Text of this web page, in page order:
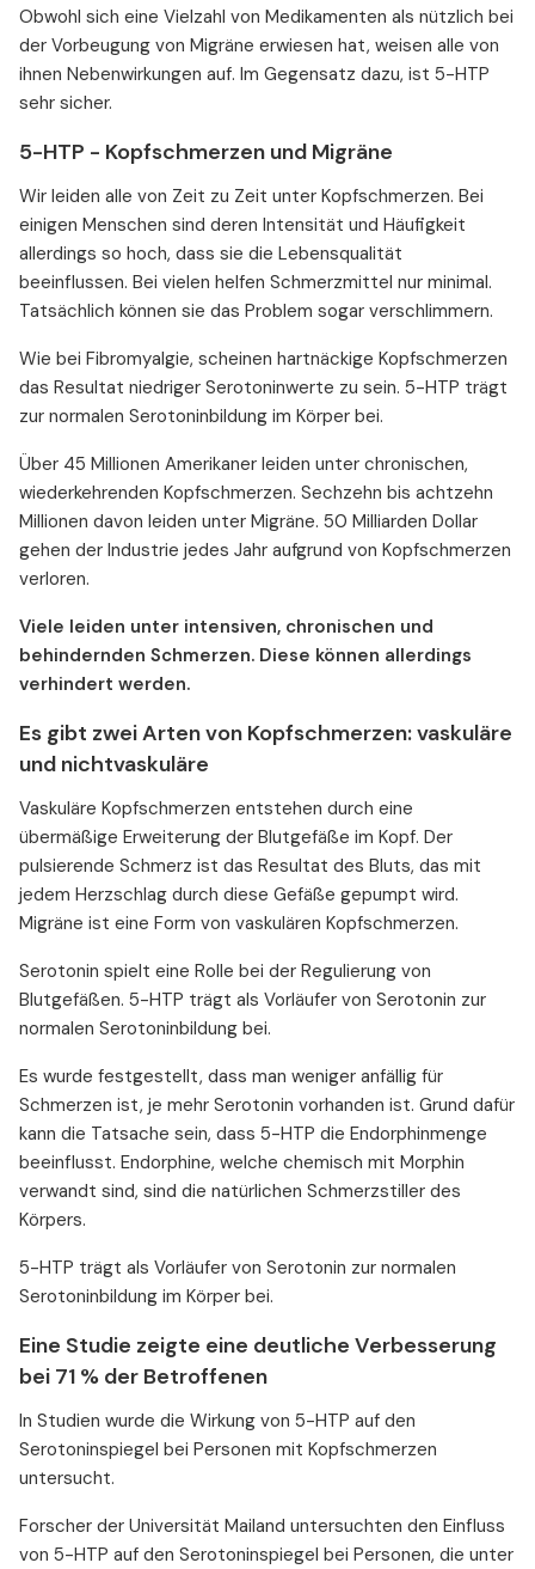
Obwohl sich eine Vielzahl von Medikamenten als nützlich bei
der Vorbeugung von Migräne erwiesen hat, weisen alle von
ihnen Nebenwirkungen auf. Im Gegensatz dazu, ist 5-HTP
sehr sicher.
5-HTP - Kopfschmerzen und Migräne
Wir leiden alle von Zeit zu Zeit unter Kopfschmerzen. Bei
einigen Menschen sind deren Intensität und Häufigkeit
allerdings so hoch, dass sie die Lebensqualität
beeinflussen. Bei vielen helfen Schmerzmittel nur minimal.
Tatsächlich können sie das Problem sogar verschlimmern.
Wie bei Fibromyalgie, scheinen hartnäckige Kopfschmerzen
das Resultat niedriger Serotoninwerte zu sein. 5-HTP trägt
zur normalen Serotoninbildung im Körper bei.
Über 45 Millionen Amerikaner leiden unter chronischen,
wiederkehrenden Kopfschmerzen. Sechzehn bis achtzehn
Millionen davon leiden unter Migräne. 50 Milliarden Dollar
gehen der Industrie jedes Jahr aufgrund von Kopfschmerzen
verloren.
Viele leiden unter intensiven, chronischen und
behindernden Schmerzen. Diese können allerdings
verhindert werden.
Es gibt zwei Arten von Kopfschmerzen: vaskuläre
und nichtvaskuläre
Vaskuläre Kopfschmerzen entstehen durch eine
übermäßige Erweiterung der Blutgefäße im Kopf. Der
pulsierende Schmerz ist das Resultat des Bluts, das mit
jedem Herzschlag durch diese Gefäße gepumpt wird.
Migräne ist eine Form von vaskulären Kopfschmerzen.
Serotonin spielt eine Rolle bei der Regulierung von
Blutgefäßen. 5-HTP trägt als Vorläufer von Serotonin zur
normalen Serotoninbildung bei.
Es wurde festgestellt, dass man weniger anfällig für
Schmerzen ist, je mehr Serotonin vorhanden ist. Grund dafür
kann die Tatsache sein, dass 5-HTP die Endorphinmenge
beeinflusst. Endorphine, welche chemisch mit Morphin
verwandt sind, sind die natürlichen Schmerzstiller des
Körpers.
5-HTP trägt als Vorläufer von Serotonin zur normalen
Serotoninbildung im Körper bei.
Eine Studie zeigte eine deutliche Verbesserung
bei 71 % der Betroffenen
In Studien wurde die Wirkung von 5-HTP auf den
Serotoninspiegel bei Personen mit Kopfschmerzen
untersucht.
Forscher der Universität Mailand untersuchten den Einfluss
von 5-HTP auf den Serotoninspiegel bei Personen, die unter